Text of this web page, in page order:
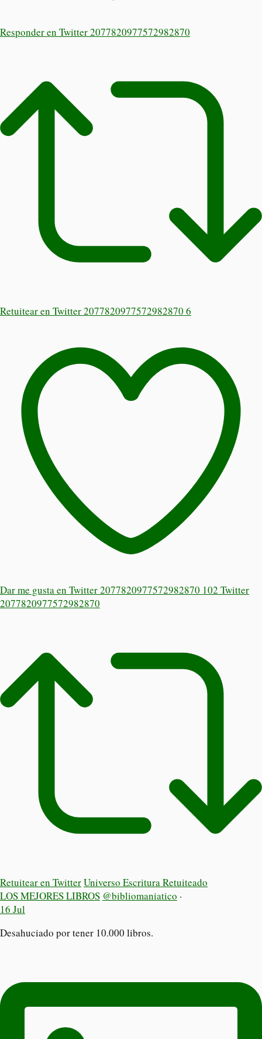
Responder en Twitter 2077820977572982870
Retuitear en Twitter 2077820977572982870 6
Dar me gusta en Twitter 2077820977572982870 102 Twitter
2077820977572982870
Retuitear en TwitterUniverso Escritura Retuiteado
LOS MEJORES LIBROS @bibliomaniatico ·
16 Jul
Desahuciado por tener 10.000 libros.